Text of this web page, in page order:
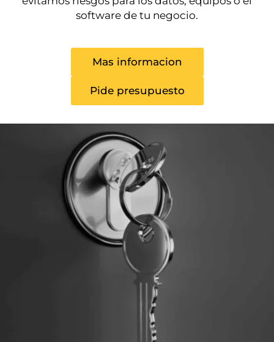
software de tu negocio.
Mas informacion
Pide presupuesto